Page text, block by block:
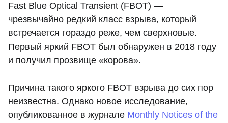
Fast Blue Optical Transient (FBOT) —
чрезвычайно редкий класс взрыва, который
встречается гораздо реже, чем сверхновые.
Первый яркий FBOT был обнаружен в 2018 году
и получил прозвище «корова».
Причина такого яркого FBOT взрыва до сих пор
неизвестна. Однако новое исследование,
опубликованное в журнале Monthly Notices of the